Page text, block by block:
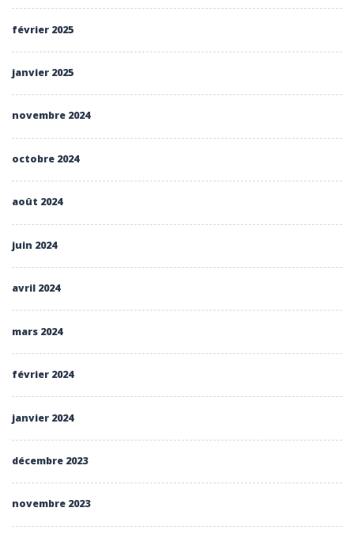
février 2025
janvier 2025
novembre 2024
octobre 2024
août 2024
juin 2024
avril 2024
mars 2024
février 2024
janvier 2024
décembre 2023
novembre 2023